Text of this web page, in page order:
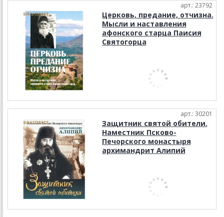
арт.: 23792
Церковь, предание, отчизна.
Мысли и наставления
афонского старца Паисия
Святогорца
арт.: 30201
Защитник святой обители.
Наместник Псково-
Печорского монастыря
архимандрит Алипий